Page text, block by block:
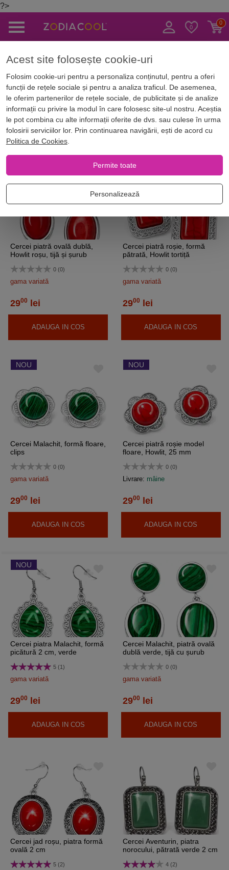
?>
Magazin Online Bijuterii norocoase Cercei cu pietre semipretioase
Cercei cu pietre semipretioase
Filtrează Cele mai noi Piatra Culoare
Cercei piatră ovală dublă,
Howlit roșu, tijă și șurub
0 (0)
gama variată
2900 lei
ADAUGA IN COS
NOU
Cercei piatră roșie, formă
pătrată, Howlit tortiță
0 (0)
gama variată
2900 lei
ADAUGA IN COS
NOU
Cercei Malachit, formă floare,
clips
0 (0)
gama variată
2900 lei
ADAUGA IN COS
NOU
Cercei piatră roșie model
floare, Howlit, 25 mm
0 (0)
Livrare: mâine
2900 lei
ADAUGA IN COS
NOU
Cercei piatra Malachit, formă
picătură 2 cm, verde
5 (1)
gama variată
2900 lei
ADAUGA IN COS
Cercei Malachit, piatră ovală
dublă verde, tijă cu șurub
0 (0)
gama variată
2900 lei
ADAUGA IN COS
Cercei jad roșu, piatra formă
ovală 2 cm
5 (2)
Cercei Aventurin, piatra
norocului, pătrată verde 2 cm
4 (2)
Acest site folosește cookie-uri
Folosim cookie-uri pentru a personaliza conținutul, pentru a oferi
funcții de rețele sociale și pentru a analiza traficul. De asemenea,
le oferim partenerilor de rețele sociale, de publicitate și de analize
informații cu privire la modul în care folosesc site-ul nostru. Aceștia
le pot combina cu alte informații oferite de dvs. sau culese în urma
folosirii serviciilor lor. Prin continuarea navigării, ești de acord cu
Politica de Cookies.
Permite toate
Personalizează